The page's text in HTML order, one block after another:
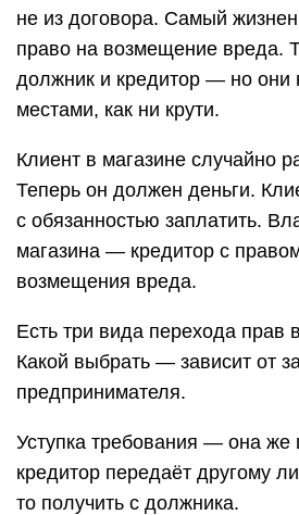
не из договора. Самый
право на возмещение вреда.
должник и кредитор — но они
местами, как ни крути.
Клиент в магазине случайно
Теперь он должен деньги.
с обязанностью заплатить.
магазина — кредитор с
возмещения вреда.
Есть три вида перехода прав
Какой выбрать — зависит от
предпринимателя.
Уступка требования — она же
кредитор передаёт другому
то получить с должника.